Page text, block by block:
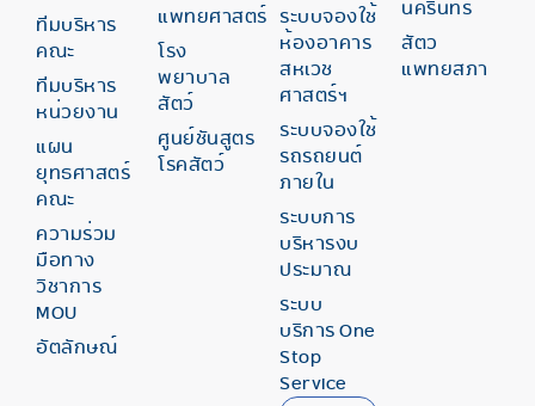
ทีมบริหาร
คณะ
ทีมบริหาร
หน่วยงาน
แผน
ยุทธศาสตร์
คณะ
ความร่วม
มือทาง
วิชาการ
MOU
อัตลักษณ์
แพทยศาสตร์
โรง
พยาบาล
สัตว์
ศูนย์ชันสูตร
โรคสัตว์
ระบบจองใช้
ห้องอาคาร
สหเวช
ศาสตร์ฯ
ระบบจองใช้
รถรถยนต์
ภายใน
ระบบการ
บริหารงบ
ประมาณ
ระบบ
บริการ One
Stop
Service
นครินทร์
สัตว
แพทยสภา